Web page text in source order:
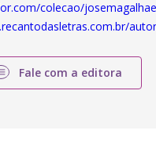
colecao/
Fale com a editora